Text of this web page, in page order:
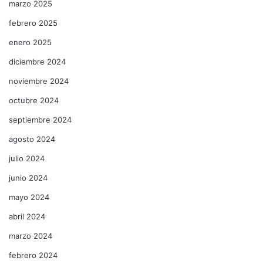
marzo 2025
febrero 2025
enero 2025
diciembre 2024
noviembre 2024
octubre 2024
septiembre 2024
agosto 2024
julio 2024
junio 2024
mayo 2024
abril 2024
marzo 2024
febrero 2024